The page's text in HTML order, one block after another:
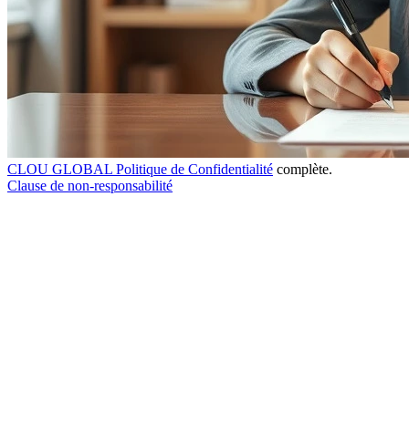
CLOU GLOBAL Politique de Confidentialité complète.
Clause de non-responsabilité